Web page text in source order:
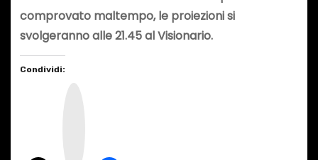
comprovato maltempo, le proiezioni si
svolgeranno alle 21.45 al Visionario.
Condividi: